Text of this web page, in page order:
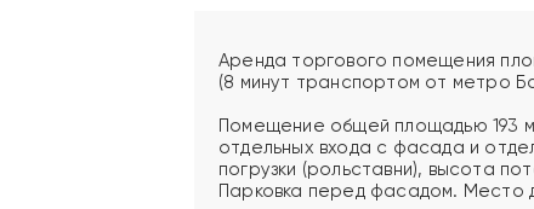
Аренда торгового помещения
(8 минут транспортом от метро
Помещение общей площадью 193
отдельных входа с фасада и
погрузки (рольставни), высота
Парковка перед фасадом. Место